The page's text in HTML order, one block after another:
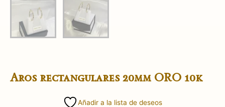
Aros rectangulares 20mm ORO 10k
Añadir a la lista de deseos